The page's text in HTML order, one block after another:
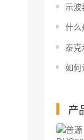
示波
什么
泰克
如何
产